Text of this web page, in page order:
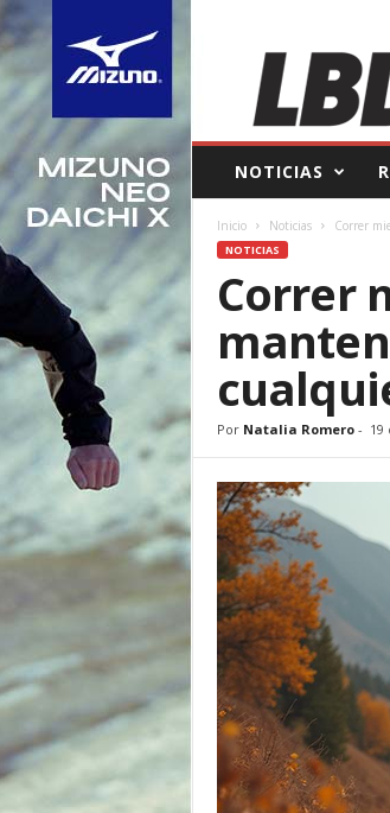
B
e
o
e
d
NOTICIAS
Inicio Noticias Correr
NOTICIAS
Correr
Por Natalia Romero- 19